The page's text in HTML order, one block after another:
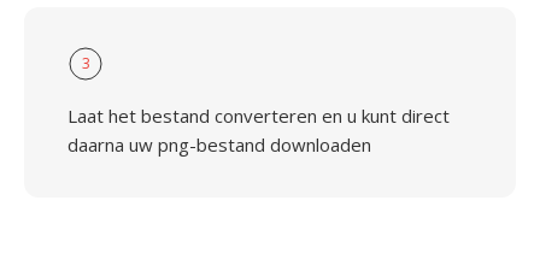
3
Laat het bestand converteren en u kunt direct
daarna uw png-bestand downloaden